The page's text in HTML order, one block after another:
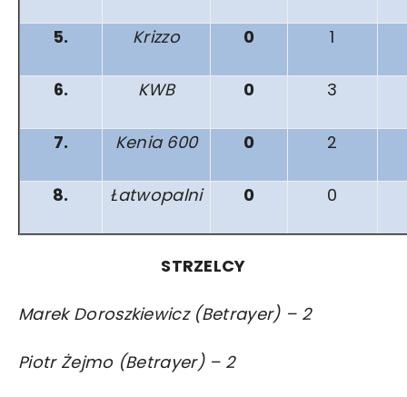
5. Krizzo 0 1
6. KWB 0 3
7. Kenia 600 0 2
8. Łatwopalni 0 0
STRZELCY
Marek Doroszkiewicz (Betrayer) – 2
Piotr Żejmo (Betrayer) – 2